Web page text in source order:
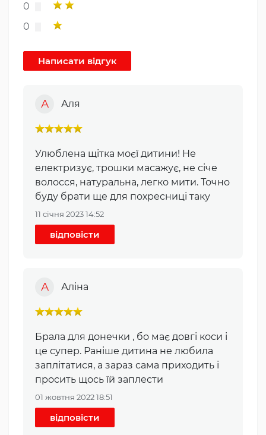
0
0
А Аля
Улюблена щітка моєї дитини! Не
електризує, трошки масажує, не січе
волосся, натуральна, легко мити. Точно
буду брати ще для похресниці таку
11 січня 2023 14:52
відповісти
А Аліна
Брала для донечки , бо має довгі коси і
це супер. Раніше дитина не любила
заплітатися, а зараз сама приходить і
просить щось їй заплести
01 жовтня 2022 18:51
відповісти